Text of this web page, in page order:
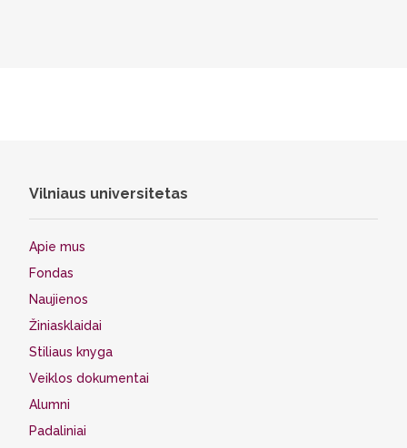
Vilniaus universitetas
Apie mus
Fondas
Naujienos
Žiniasklaidai
Stiliaus knyga
Veiklos dokumentai
Alumni
Padaliniai